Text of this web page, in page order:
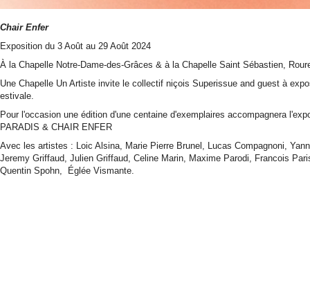
Chair Enfer
Exposition du 3 Août au 29 Août 2024
À la Chapelle Notre-Dame-des-Grâces & à la Chapelle Saint Sébastien,
Une Chapelle Un Artiste invite le collectif niçois Superissue and guest à
estivale.
Pour l'occasion une édition d'une centaine d'exemplaires accompagnera
PARADIS & CHAIR ENFER
Avec les artistes : Loic Alsina, Marie Pierre Brunel, Lucas Compagnoni,
Jeremy Griffaud, Julien Griffaud, Celine Marin, Maxime Parodi, Francois
Quentin Spohn, Églée Vismante.